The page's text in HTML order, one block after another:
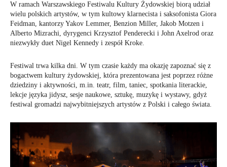
W ramach Warszawskiego Festiwalu Kultury Żydowskiej biorą udział
wielu polskich artystów, w tym kultowy klarnecista i saksofonista Giora
Feidman, kantorzy Yakov Lemmer, Benzion Miller, Jakob Motzen i
Alberto Mizrachi, dyrygenci Krzysztof Penderecki i John Axelrod oraz
niezwykły duet Nigel Kennedy i zespół Kroke.
Festiwal trwa kilka dni. W tym czasie każdy ma okazję zapoznać się z
bogactwem kultury żydowskiej, która prezentowana jest poprzez różne
dziedziny i aktywności, m.in. teatr, film, taniec, spotkania literackie,
lekcje języka jidysz, sesje naukowe, sztukę, muzykę i wystawy, gdyż
festiwal gromadzi najwybitniejszych artystów z Polski i całego świata.